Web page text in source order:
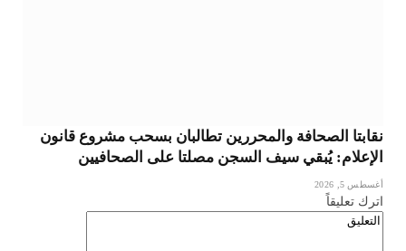
نقابتا الصحافة والمحررين تطالبان بسحب مشروع قانون
الإعلام: يُبقي سيف السجن مصلتا على الصحافيين
أغسطس 5, 2026
اترك تعليقاً